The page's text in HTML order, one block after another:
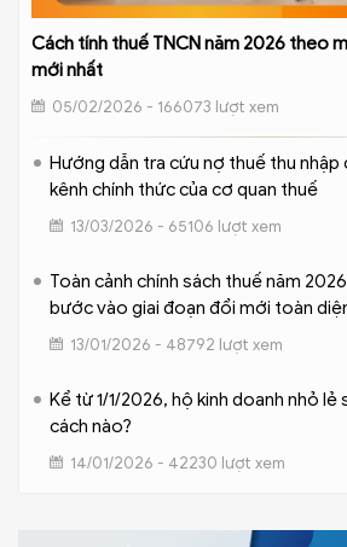
Cách tính thuế TNCN năm 2026 theo
mới nhất
05/02/2026 - 166073 lượt xem
Hướng dẫn tra cứu nợ thuế thu nhập
kênh chính thức của cơ quan thuế
13/03/2026 - 65106 lượt xem
Toàn cảnh chính sách thuế năm
bước vào giai đoạn đổi mới toàn
13/01/2026 - 48792 lượt xem
Kể từ 1/1/2026, hộ kinh doanh nhỏ
cách nào?
14/01/2026 - 42230 lượt xem